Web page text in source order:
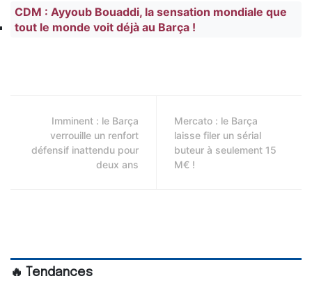
CDM : Ayyoub Bouaddi, la sensation mondiale que
tout le monde voit déjà au Barça !
Imminent : le Barça
verrouille un renfort
défensif inattendu pour
deux ans
Mercato : le Barça
laisse filer un sérial
buteur à seulement 15
M€ !
🔥 Tendances